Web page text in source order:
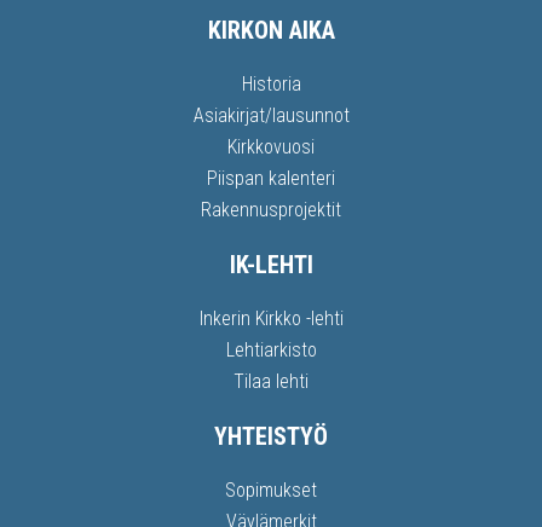
KIRKON AIKA
Historia
Asiakirjat/lausunnot
Kirkkovuosi
Piispan kalenteri
Rakennusprojektit
IK-LEHTI
Inkerin Kirkko -lehti
Lehtiarkisto
Tilaa lehti
YHTEISTYÖ
Sopimukset
Väylämerkit